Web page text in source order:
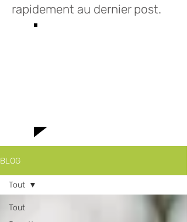
rapidement au dernier post.
BLOG
Tout
Tout